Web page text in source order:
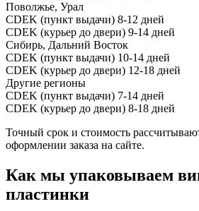
Поволжье, Урал
CDEK (пункт выдачи) 8-12 дней
CDEK (курьер до двери) 9-14 дней
Сибирь, Дальний Восток
CDEK (пункт выдачи) 10-14 дней
CDEK (курьер до двери) 12-18 дней
Другие регионы
CDEK (пункт выдачи) 7-14 дней
CDEK (курьер до двери) 8-18 дней
Точный срок и стоимость
оформлении заказа на сайте.
Как мы упаковываем
пластинки